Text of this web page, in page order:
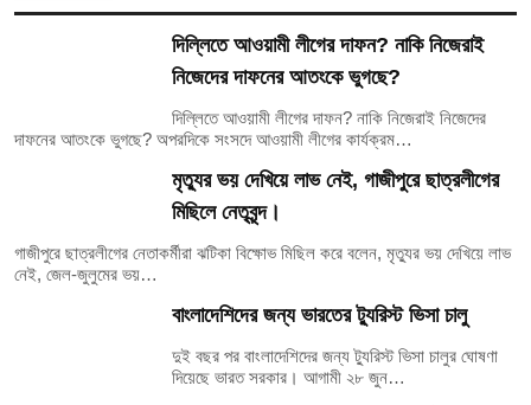
দিল্লিতে আওয়ামী লীগের দাফন? নাকি নিজেরাই
নিজেদের দাফনের আতংকে ভুগছে?
দিল্লিতে আওয়ামী লীগের দাফন? নাকি নিজেরাই নিজেদের
দাফনের আতংকে ভুগছে? অপরদিকে সংসদে আওয়ামী লীগের কার্যক্রম…
মৃত্যুর ভয় দেখিয়ে লাভ নেই, গাজীপুরে ছাত্রলীগের
মিছিলে নেতৃবৃন্দ।
গাজীপুরে ছাত্রলীগের নেতাকর্মীরা ঝটিকা বিক্ষোভ মিছিল করে বলেন, মৃত্যুর ভয় দেখিয়ে লাভ
নেই, জেল-জুলুমের ভয়…
বাংলাদেশিদের জন্য ভারতের ট্যুরিস্ট ভিসা চালু
দুই বছর পর বাংলাদেশিদের জন্য ট্যুরিস্ট ভিসা চালুর ঘোষণা
দিয়েছে ভারত সরকার। আগামী ২৮ জুন…